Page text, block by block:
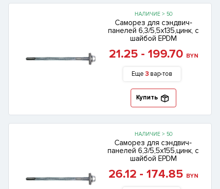
НАЛИЧИЕ > 50
Саморез для сэндвич-
панелей 6,3/5,5х135,цинк, с
шайбой EPDM
21.25 - 199.70 BYN
Еще 3 вар-тов
Купить
НАЛИЧИЕ > 50
Саморез для сэндвич-
панелей 6,3/5,5х155,цинк, с
шайбой EPDM
26.12 - 174.85 BYN